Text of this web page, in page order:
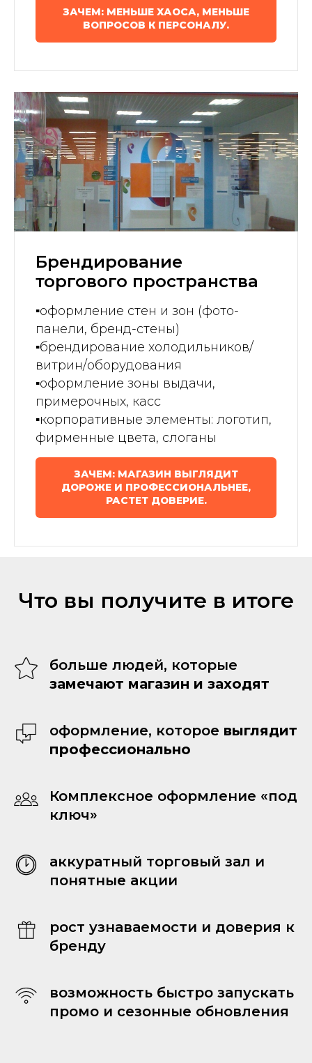
ЗАЧЕМ: МЕНЬШЕ ХАОСА, МЕНЬШЕ
ВОПРОСОВ К ПЕРСОНАЛУ.
Брендирование
торгового пространства
▪️оформление стен и зон (фото-
панели, бренд-стены)
▪️брендирование холодильников/
витрин/оборудования
▪️оформление зоны выдачи,
примерочных, касс
▪️корпоративные элементы: логотип,
фирменные цвета, слоганы
ЗАЧЕМ: МАГАЗИН ВЫГЛЯДИТ
ДОРОЖЕ И ПРОФЕССИОНАЛЬНЕЕ,
РАСТЕТ ДОВЕРИЕ.
Что вы получите в итоге
больше людей, которые
замечают магазин и заходят
оформление, которое выглядит
профессионально
Комплексное оформление «под
ключ»
аккуратный торговый зал и
понятные акции
рост узнаваемости и доверия к
бренду
возможность быстро запускать
промо и сезонные обновления